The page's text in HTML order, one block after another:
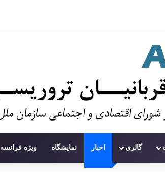
گالری اخبار نمایشگاه ویژه فرانسه